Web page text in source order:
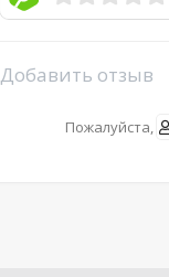
Добавить отзыв
Пожалуйста,